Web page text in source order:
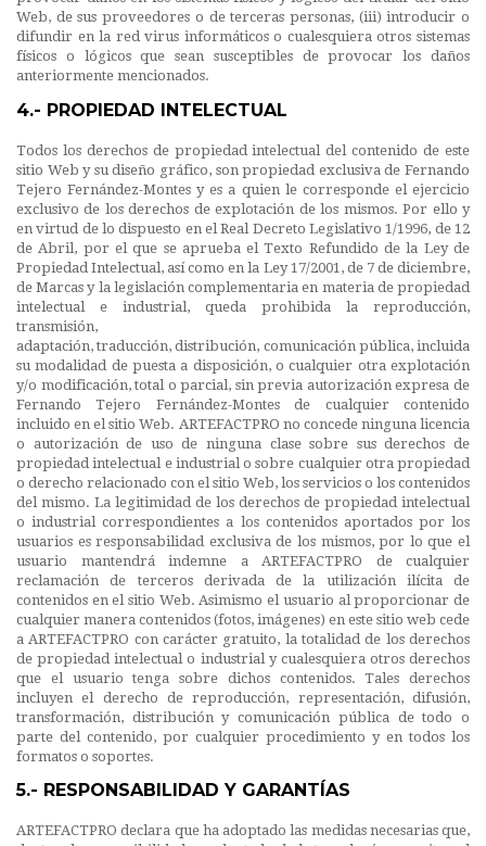
Web, de sus proveedores o de terceras personas, (iii) introducir o
difundir en la red virus informáticos o cualesquiera otros sistemas
físicos o lógicos que sean susceptibles de provocar los daños
anteriormente mencionados.
4.- PROPIEDAD INTELECTUAL
Todos los derechos de propiedad intelectual del contenido de este
sitio Web y su diseño gráfico, son propiedad exclusiva de Fernando
Tejero Fernández-Montes y es a quien le corresponde el ejercicio
exclusivo de los derechos de explotación de los mismos. Por ello y
en virtud de lo dispuesto en el Real Decreto Legislativo 1/1996, de 12
de Abril, por el que se aprueba el Texto Refundido de la Ley de
Propiedad Intelectual, así como en la Ley 17/2001, de 7 de diciembre,
de Marcas y la legislación complementaria en materia de propiedad
intelectual e industrial, queda prohibida la reproducción,
transmisión,
adaptación, traducción, distribución, comunicación pública, incluida
su modalidad de puesta a disposición, o cualquier otra explotación
y/o modificación, total o parcial, sin previa autorización expresa de
Fernando Tejero Fernández-Montes de cualquier contenido
incluido en el sitio Web. ARTEFACTPRO no concede ninguna licencia
o autorización de uso de ninguna clase sobre sus derechos de
propiedad intelectual e industrial o sobre cualquier otra propiedad
o derecho relacionado con el sitio Web, los servicios o los contenidos
del mismo. La legitimidad de los derechos de propiedad intelectual
o industrial correspondientes a los contenidos aportados por los
usuarios es responsabilidad exclusiva de los mismos, por lo que el
usuario mantendrá indemne a ARTEFACTPRO de cualquier
reclamación de terceros derivada de la utilización ilícita de
contenidos en el sitio Web. Asimismo el usuario al proporcionar de
cualquier manera contenidos (fotos, imágenes) en este sitio web cede
a ARTEFACTPRO con carácter gratuito, la totalidad de los derechos
de propiedad intelectual o industrial y cualesquiera otros derechos
que el usuario tenga sobre dichos contenidos. Tales derechos
incluyen el derecho de reproducción, representación, difusión,
transformación, distribución y comunicación pública de todo o
parte del contenido, por cualquier procedimiento y en todos los
formatos o soportes.
5.- RESPONSABILIDAD Y GARANTÍAS
ARTEFACTPRO declara que ha adoptado las medidas necesarias que,